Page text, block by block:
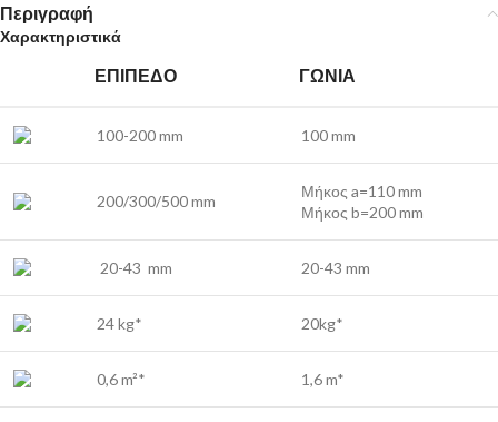
Περιγραφή
Χαρακτηριστικά
ΕΠΊΠΕΔΟ ΓΩΝΊΑ
100-200 mm 100 mm
200/300/500 mm
Μήκος a=110 mm
Μήκος b=200 mm
20-43 mm 20-43 mm
24 kg* 20kg*
0,6 m²* 1,6 m*